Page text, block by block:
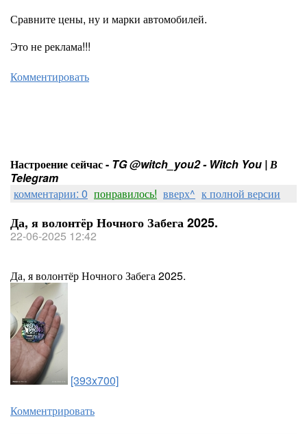
Сравните цены, ну и марки автомобилей.
Это не реклама!!!
Комментировать
Настроение сейчас - TG @witch_you2 - Witch You | В
Telegram
комментарии: 0 понравилось! вверх^ к полной версии
Да, я волонтёр Ночного Забега 2025.
22-06-2025 12:42
Да, я волонтёр Ночного Забега 2025.
[393x700]
Комментрировать